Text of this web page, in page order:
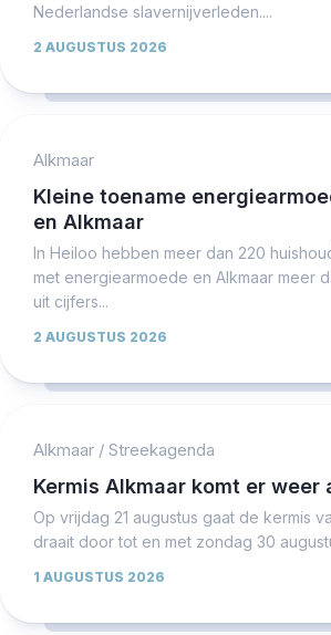
Nederlandse slavernijverleden....
2 AUGUSTUS 2026
Alkmaar
Kleine toename
en Alkmaar
In Heiloo hebben meer dan 220
met energiearmoede en Alkmaar meer
uit cijfers...
2 AUGUSTUS 2026
Alkmaar / Streekagenda
Kermis Alkmaar komt er weer
Op vrijdag 21 augustus gaat de kermis
draait door tot en met zondag 30
1 AUGUSTUS 2026